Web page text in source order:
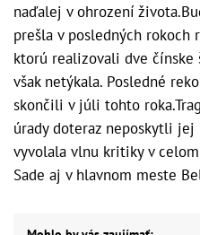
naďalej v ohrození
prešla v posledných rokoch
ktorú realizovali dve čínske
však netýkala. Posledné
skončili v júli tohto
úrady doteraz neposkytli
vyvolala vlnu kritiky v
Sade aj v hlavnom meste